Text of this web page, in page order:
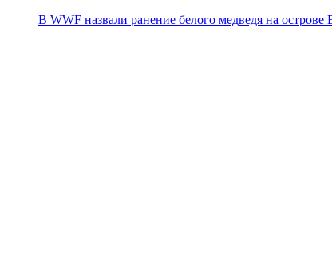
В WWF назвали ранение белого медведя на острове